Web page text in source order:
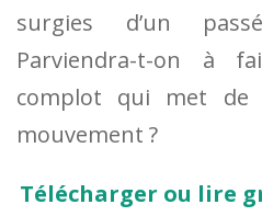
surgies d’un
Parviendra-t-on à
complot qui met de
mouvement ?
Télécharger ou lire